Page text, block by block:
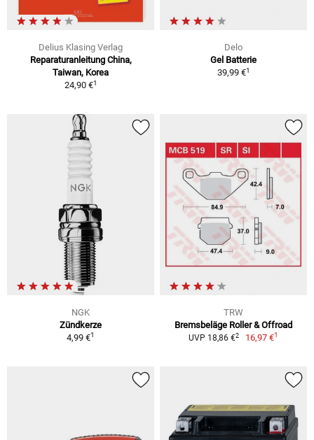
Delius Klasing Verlag
Reparaturanleitung China,
Taiwan, Korea
24,90 €1
Delo
Gel Batterie
39,99 €1
NGK
Zündkerze
4,99 €1
TRW
Bremsbeläge Roller & Offroad
UVP 18,86 €2 16,97 €1